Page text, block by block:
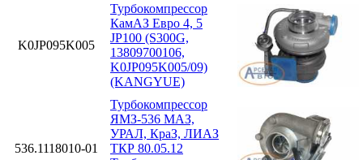
K0JP095K005
Турбокомпрессор
КамАЗ Евро 4, 5
JP100 (S300G,
13809700106,
K0JP095K005/09)
(KANGYUE)
536.1118010-01
Турбокомпрессор
ЯМЗ-536 МАЗ,
УРАЛ, КраЗ, ЛИАЗ
ТКР 80.05.12